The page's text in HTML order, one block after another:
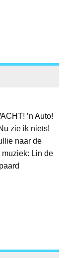
’n Auto!
zie ik niets!
naar de
Lin de